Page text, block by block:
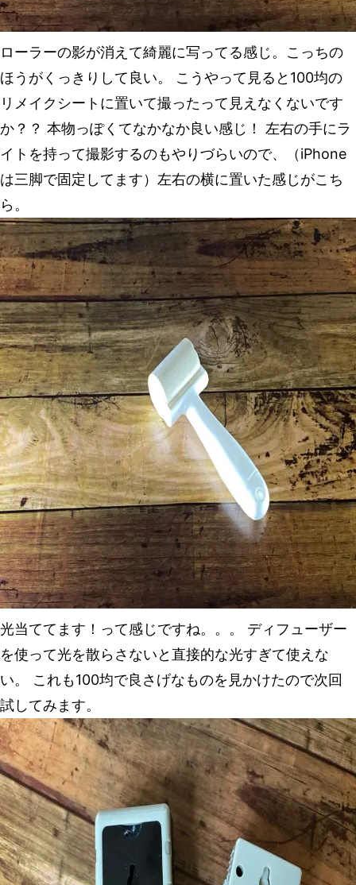
ローラーの影が消えて綺麗に写ってる感じ。こっちの
ほうがくっきりして良い。 こうやって見ると100均の
リメイクシートに置いて撮ったって見えなくないです
か？？ 本物っぽくてなかなか良い感じ！ 左右の手にラ
イトを持って撮影するのもやりづらいので、（iPhone
は三脚で固定してます）左右の横に置いた感じがこち
ら。
光当ててます！って感じですね。。。 ディフューザー
を使って光を散らさないと直接的な光すぎて使えな
い。 これも100均で良さげなものを見かけたので次回
試してみます。